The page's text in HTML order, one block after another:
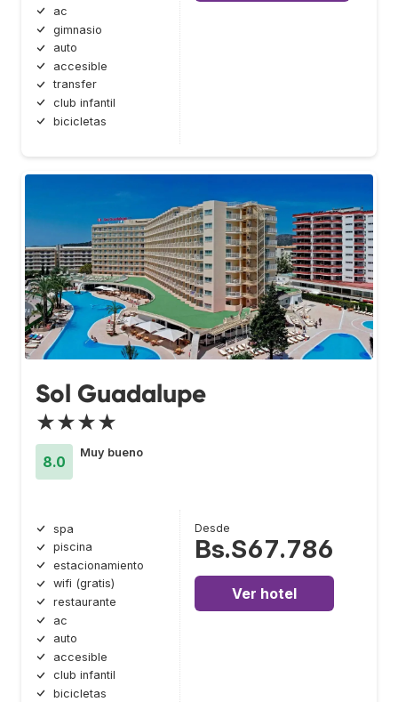
ac
gimnasio
auto
accesible
transfer
club infantil
bicicletas
Sol Guadalupe
★★★★
8.0
Muy bueno
spa
piscina
estacionamiento
wifi (gratis)
restaurante
ac
auto
accesible
club infantil
bicicletas
Desde
Bs.S67.786
Ver hotel